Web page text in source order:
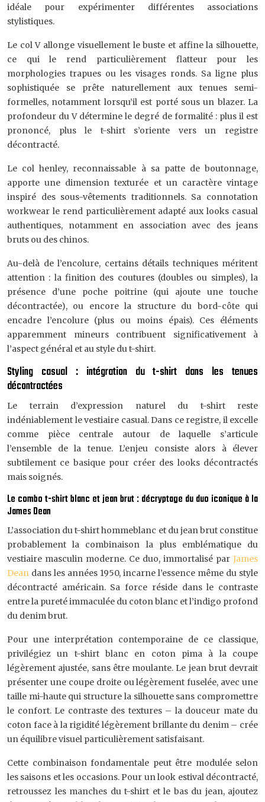
idéale pour expérimenter différentes associations
stylistiques.
Le col V allonge visuellement le buste et affine la silhouette,
ce qui le rend particulièrement flatteur pour les
morphologies trapues ou les visages ronds. Sa ligne plus
sophistiquée se prête naturellement aux tenues semi-
formelles, notamment lorsqu’il est porté sous un blazer. La
profondeur du V détermine le degré de formalité : plus il est
prononcé, plus le t-shirt s’oriente vers un registre
décontracté.
Le col henley, reconnaissable à sa patte de boutonnage,
apporte une dimension texturée et un caractère vintage
inspiré des sous-vêtements traditionnels. Sa connotation
workwear le rend particulièrement adapté aux looks casual
authentiques, notamment en association avec des jeans
bruts ou des chinos.
Au-delà de l’encolure, certains détails techniques méritent
attention : la finition des coutures (doubles ou simples), la
présence d’une poche poitrine (qui ajoute une touche
décontractée), ou encore la structure du bord-côte qui
encadre l’encolure (plus ou moins épais). Ces éléments
apparemment mineurs contribuent significativement à
l’aspect général et au style du t-shirt.
Styling casual : intégration du t-shirt dans les tenues
décontractées
Le terrain d’expression naturel du t-shirt reste
indéniablement le vestiaire casual. Dans ce registre, il excelle
comme pièce centrale autour de laquelle s’articule
l’ensemble de la tenue. L’enjeu consiste alors à élever
subtilement ce basique pour créer des looks décontractés
mais soignés.
Le combo t-shirt blanc et jean brut : décryptage du duo iconique à la
James Dean
L’association du t-shirt hommeblanc et du jean brut constitue
probablement la combinaison la plus emblématique du
vestiaire masculin moderne. Ce duo, immortalisé par James
Dean dans les années 1950, incarne l’essence même du style
décontracté américain. Sa force réside dans le contraste
entre la pureté immaculée du coton blanc et l’indigo profond
du denim brut.
Pour une interprétation contemporaine de ce classique,
privilégiez un t-shirt blanc en coton pima à la coupe
légèrement ajustée, sans être moulante. Le jean brut devrait
présenter une coupe droite ou légèrement fuselée, avec une
taille mi-haute qui structure la silhouette sans compromettre
le confort. Le contraste des textures – la douceur mate du
coton face à la rigidité légèrement brillante du denim – crée
un équilibre visuel particulièrement satisfaisant.
Cette combinaison fondamentale peut être modulée selon
les saisons et les occasions. Pour un look estival décontracté,
retroussez les manches du t-shirt et le bas du jean, ajoutez